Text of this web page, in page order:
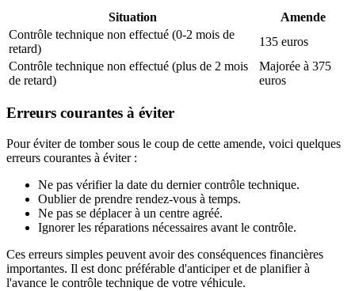
Situation
Amende
Contrôle technique non effectué (0-2 mois de
retard)
135 euros
Contrôle technique non effectué (plus de 2 mois
de retard)
Majorée à 375
euros
Erreurs courantes à éviter
Pour éviter de tomber sous le coup de cette amende, voici quelques
erreurs courantes à éviter :
Ne pas vérifier la date du dernier contrôle technique.
Oublier de prendre rendez-vous à temps.
Ne pas se déplacer à un centre agréé.
Ignorer les réparations nécessaires avant le contrôle.
Ces erreurs simples peuvent avoir des conséquences financières
importantes. Il est donc préférable d'anticiper et de planifier à
l'avance le contrôle technique de votre véhicule.